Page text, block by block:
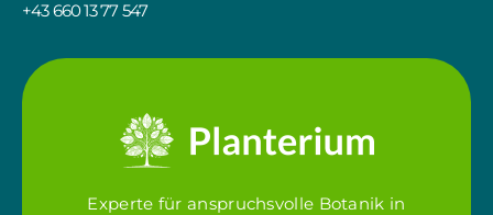
+43 660 13 77 547
Experte für anspruchsvolle Botanik in